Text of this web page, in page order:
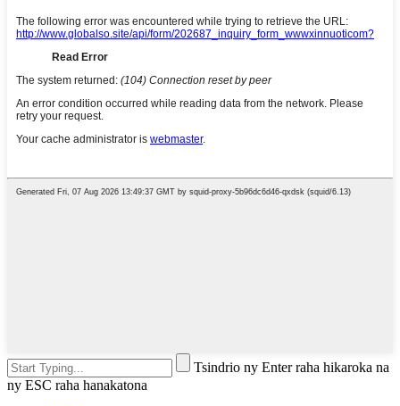
Tsindrio ny Enter raha hikaroka na
ny ESC raha hanakatona